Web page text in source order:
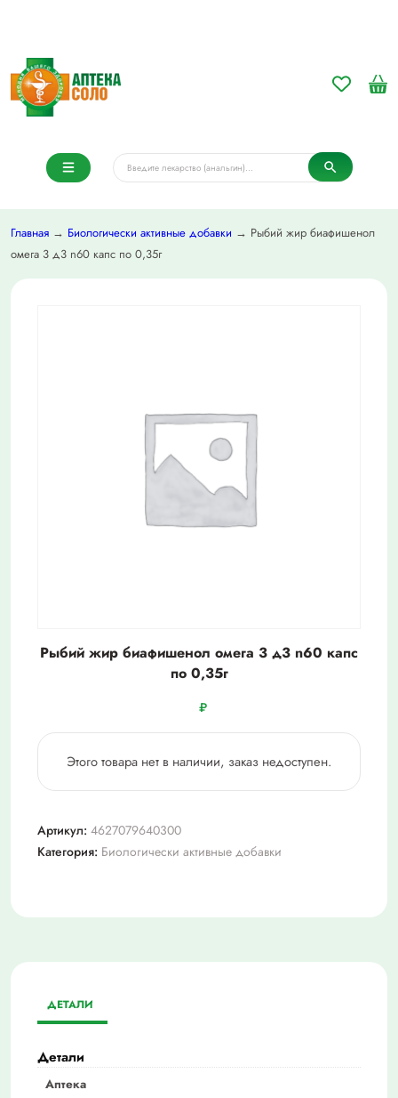
Главная → Биологически активные добавки → Рыбий жир биафишенол
омега 3 д3 n60 капс по 0,35г
Рыбий жир биафишенол омега 3 д3 n60 капс
по 0,35г
₽
Этого товара нет в наличии, заказ недоступен.
Артикул: 4627079640300
Категория: Биологически активные добавки
ДЕТАЛИ
Детали
Аптека